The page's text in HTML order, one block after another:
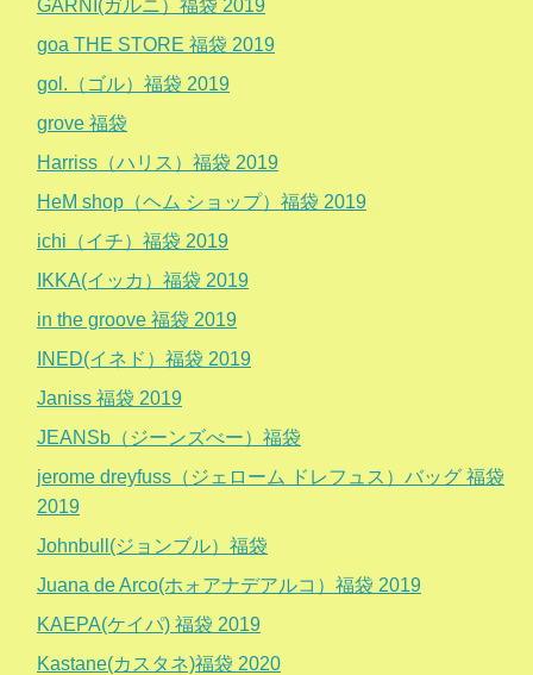
GARNI(ガルニ）福袋 2019
goa THE STORE 福袋 2019
gol.（ゴル）福袋 2019
grove 福袋
Harriss（ハリス）福袋 2019
HeM shop（ヘム ショップ）福袋 2019
ichi（イチ）福袋 2019
IKKA(イッカ）福袋 2019
in the groove 福袋 2019
INED(イネド）福袋 2019
Janiss 福袋 2019
JEANSb（ジーンズべー）福袋
jerome dreyfuss（ジェローム ドレフュス）バッグ 福袋
2019
Johnbull(ジョンブル）福袋
Juana de Arco(ホォアナデアルコ）福袋 2019
KAEPA(ケイパ) 福袋 2019
Kastane(カスタネ)福袋 2020